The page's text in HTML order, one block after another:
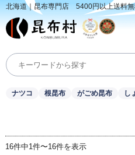
北海道｜昆布専門店 5400円以上送料
ナツコ 根昆布 がごめ昆布 し
16件中1件〜16件を表示